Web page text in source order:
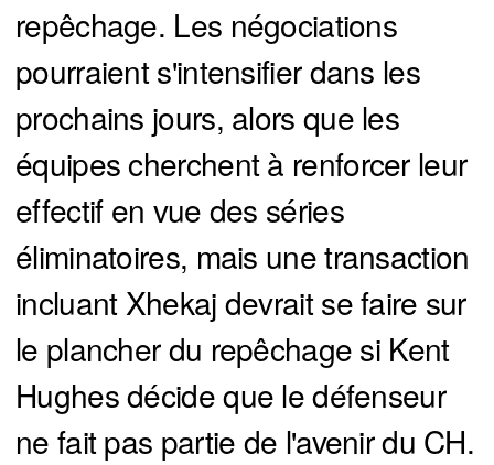
repêchage. Les négociations
pourraient s'intensifier dans les
prochains jours, alors que les
équipes cherchent à renforcer leur
effectif en vue des séries
éliminatoires, mais une transaction
incluant Xhekaj devrait se faire sur
le plancher du repêchage si Kent
Hughes décide que le défenseur
ne fait pas partie de l'avenir du CH.